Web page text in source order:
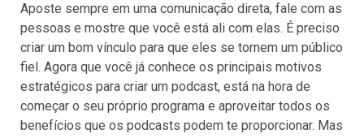
Aposte sempre em uma comunicação direta, fale com as
pessoas e mostre que você está ali com elas. É preciso
criar um bom vínculo para que eles se tornem um público
fiel. Agora que você já conhece os principais motivos
estratégicos para criar um podcast, está na hora de
começar o seu próprio programa e aproveitar todos os
benefícios que os podcasts podem te proporcionar. Mas